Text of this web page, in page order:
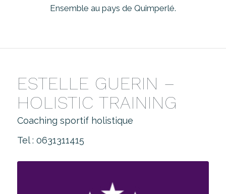
Ensemble au pays de Quimperlé.
ESTELLE GUERIN –
HOLISTIC TRAINING
Coaching sportif holistique
Tel : 0631311415